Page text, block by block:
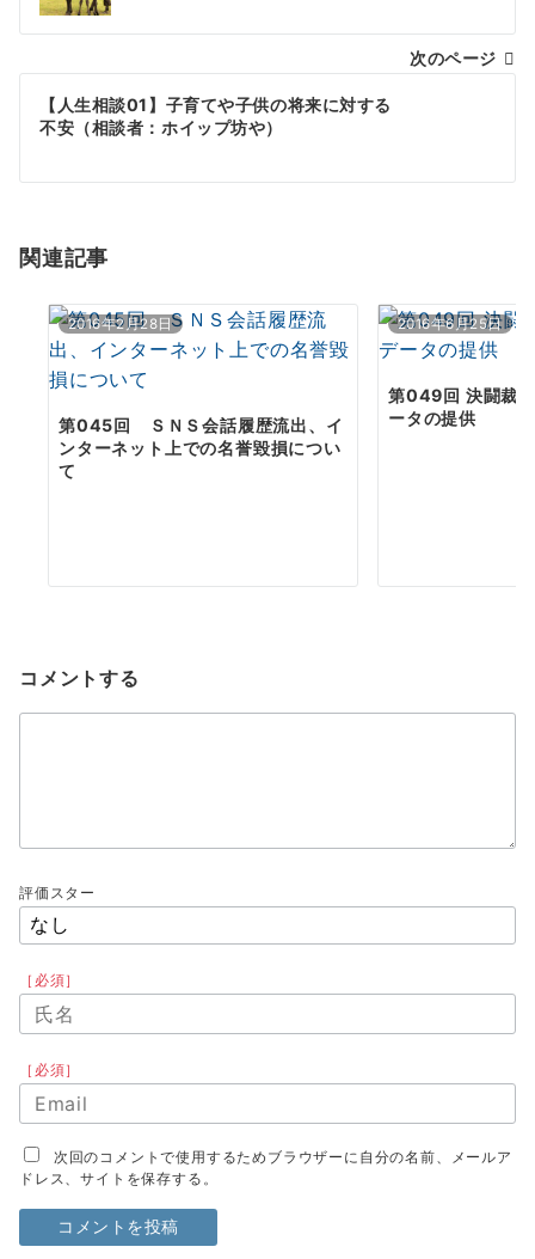
ナ
ビ
シ
ン
次のページ
【人生相談01】子育てや子供の将来に対する
不安（相談者：ホイップ坊や）
関連記事
2016年2月28日
第045回 ＳＮＳ会話履歴流出、イ
ンターネット上での名誉毀損につい
て
2016年6月25日
第049回 決闘裁
ータの提供
コメントする
評価スター
［必須］
［必須］
次回のコメントで使用するためブラウザーに自分の名前、メールア
ドレス、サイトを保存する。